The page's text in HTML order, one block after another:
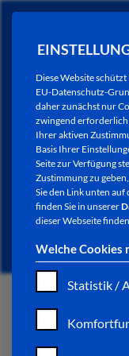
Diese Website
EU-Datenschutz-
daher zunächst nur
zwingend erforderlich
Ihrer aktiven
Basis Ihrer
Seite zur Verfügung
Zustimmung zu
Sie den Link unten
finden Sie in unserer
dieser Webseite
Welche Cookies
Statistik /
START